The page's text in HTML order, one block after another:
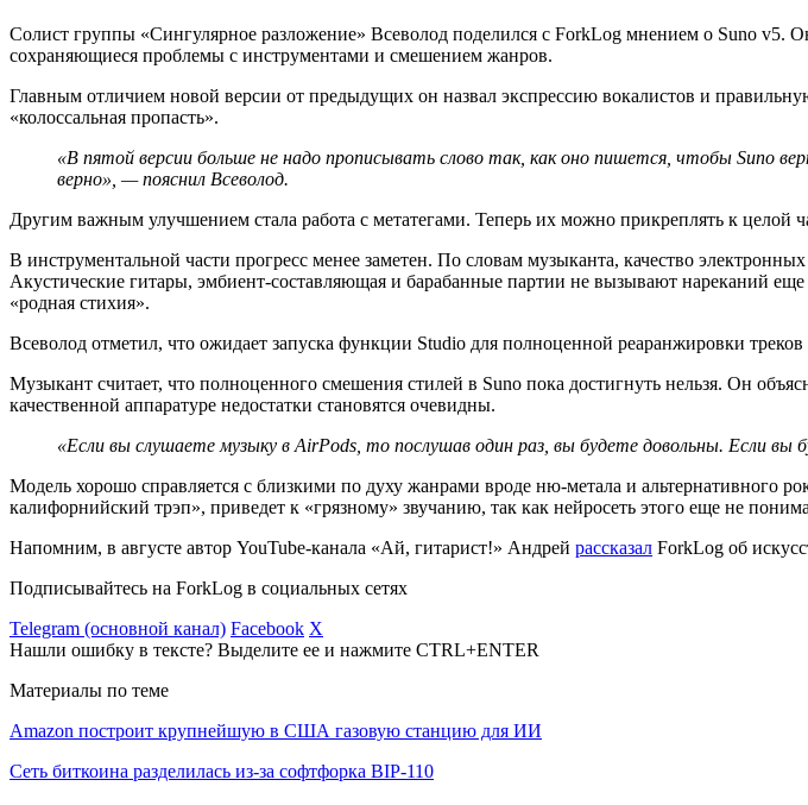
Солист группы «Сингулярное разложение» Всеволод поделился с ForkLog мнением о Suno v5.
сохраняющиеся проблемы с инструментами и смешением жанров.
Главным отличием новой версии от предыдущих он назвал экспрессию вокалистов и
«колоссальная пропасть».
«В пятой версии больше не надо прописывать слово так, как оно пишется, чтобы Suno
верно», — пояснил Всеволод.
Другим важным улучшением стала работа с метатегами. Теперь их можно прикреплять к целой
В инструментальной части прогресс менее заметен. По словам музыканта, качество
Акустические гитары, эмбиент-составляющая и барабанные партии не вызывают нареканий
«родная стихия».
Всеволод отметил, что ожидает запуска функции Studio для полноценной реаранжировки треков
Музыкант считает, что полноценного смешения стилей в Suno пока достигнуть нельзя. Он
качественной аппаратуре недостатки становятся очевидны.
«Если вы слушаете музыку в AirPods, то послушав один раз, вы будете довольны. Если
Модель хорошо справляется с близкими по духу жанрами вроде ню-метала и альтернативного
калифорнийский трэп», приведет к «грязному» звучанию, так как нейросеть этого еще не
Напомним, в августе автор YouTube-канала «Ай, гитарист!» Андрей рассказал ForkLog об
Подписывайтесь на ForkLog в социальных сетях
Telegram (основной канал) Facebook X
Нашли ошибку в тексте? Выделите ее и нажмите CTRL+ENTER
Материалы по теме
Amazon построит крупнейшую в США газовую станцию для ИИ
Сеть биткоина разделилась из-за софтфорка BIP-110